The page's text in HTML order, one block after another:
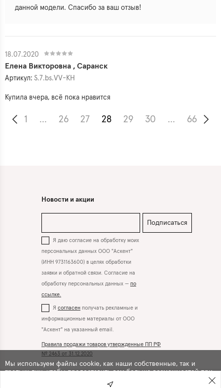
данной модели. Спасибо за ваш отзыв!
18.07.2020
Елена Викторовна , Саранск
Артикул: S.7.bs.VV-KH
Купила вчера, всё пока нравится
1 ... 26 27 28 29 30 ... 66
Новости и акции
Подписаться
Я даю согласие на обработку моих
персональных данных ООО "Аскент"
(ИНН 9731163600) в целях обработки
заявки и обратной связи. Согласие на
обработку персональных данных — по
ссылке.
Я согласен получать рекламные и
информационные материалы от ООО
"Аскент" на указанный email.
Правила продажи товаров утвержденные ПП РФ
№ 2463 от 31.12.2020
Телеграм
Мы используем файлы cookie, как наши собственные, так и
третьих лиц, чтобы предоставить вам больше возможностей при
использовании сайта. Продолжая навигацию по сайту, вы